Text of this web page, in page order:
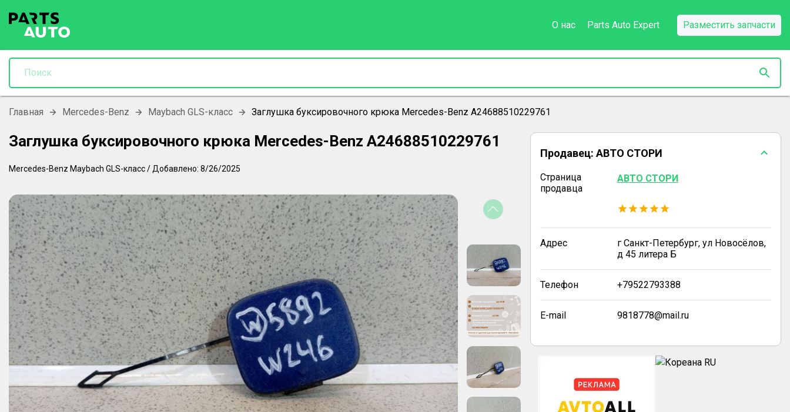
О нас Parts Auto Expert Разместить запчасти
Главная Mercedes-Benz Maybach GLS-класс Заглушка буксировочного крюка Mercedes-Benz A24688510229761
Заглушка буксировочного крюка Mercedes-Benz A24688510229761
Mercedes-Benz Maybach GLS-класс/ Добавлено: 8/26/2025
Продавец: АВТО СТОРИ
Страница
продавца
АВТО СТОРИ
Адрес
г Санкт-Петербург, ул Новосёлов,
д 45 литера Б
Телефон +79522793388
E-mail 9818778@mail.ru